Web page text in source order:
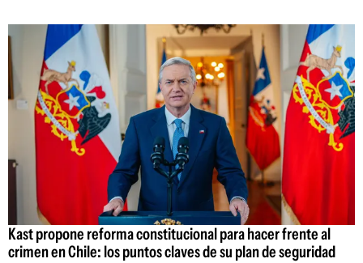
Kast propone reforma constitucional para hacer frente al
crimen en Chile: los puntos claves de su plan de seguridad